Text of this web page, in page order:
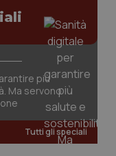
più
Ma servono
Tutti gli speciali